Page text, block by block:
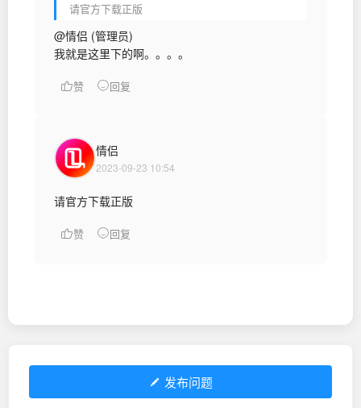
请官方下载正版
@情侣 (管理员)
我就是这里下的啊。。。。
赞 回复
情侣
2023-09-23 10:54
请官方下载正版
赞 回复
发布问题